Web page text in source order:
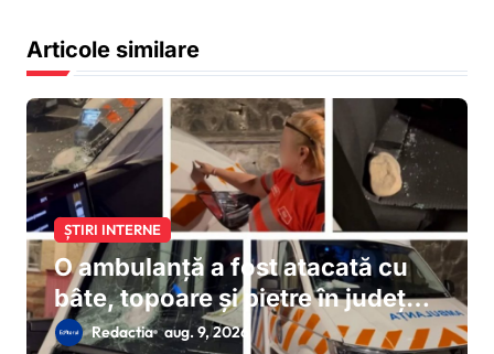
t
i
c
o
l
e
Articole similare
ȘTIRI INTERNE
O ambulanță a fost atacată cu
bâte, topoare și pietre în județul
Cluj pe fondul unor
Redactia aug. 9, 2026